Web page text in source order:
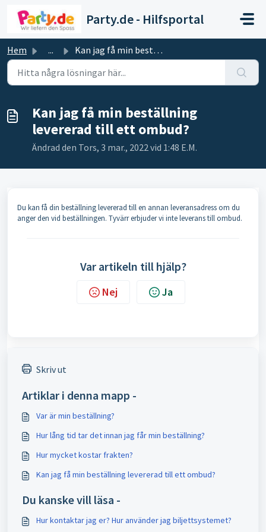
Party.de - Hilfsportal
Hem ... Kan jag få min beställning levererad till ett ombud?
Kan jag få min beställning
levererad till ett ombud?
Ändrad den Tors, 3 mar., 2022 vid 1:48 E.M.
Du kan få din beställning levererad till en annan leveransadress om du
anger den vid beställningen. Tyvärr erbjuder vi inte leverans till ombud.
Var artikeln till hjälp?
Nej Ja
Skriv ut
Artiklar i denna mapp -
Var är min beställning?
Hur lång tid tar det innan jag får min beställning?
Hur mycket kostar frakten?
Kan jag få min beställning levererad till ett ombud?
Du kanske vill läsa -
Hur kontaktar jag er? Hur använder jag biljettsystemet?